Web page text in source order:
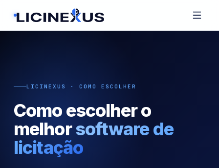
LICINEXUS · COMO ESCOLHER
Como escolher o
melhorsoftware de
licitação